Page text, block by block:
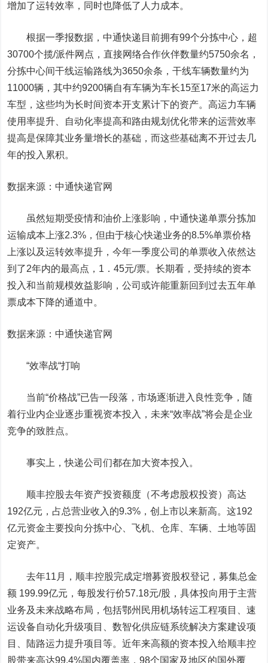
增加了运转效率，同时也降低了人力成本。
根据一季报数据 ，中通快递目前拥有99个分拣中心，超
30700个揽/派件网点，直接网络合作伙伴数量约5750余名，
分拣中心间干线运输路线为3650余条，干线车辆数量约为
11000辆，其中约9200辆自有车辆为车长15至17米的高运力
车型 ，这些均为长时间资本开支累计下的资产。高运力车辆
使用率提升、自动化率提高和路由规划优化带来的运营效率
提高是保障其业务量增长的基础，而这些基础离不开过去几
年的投入累积。
数据来源：中通快递官网
虽然短期受疫情和油价上涨影响，中通快递单票分拣加
运输成本上涨2.3% ，但由于核心快递业务的8.5%单票价格
上涨以及运转效率提升，今年一季度公司的单票收入依然达
到了2年内的最高点，1 ．45元/票。长期看，受持续的资本
投入和当前规模效益影响，公司或许能重新回到过去五年单
票成本下降的通道中。
数据来源：中通快递官网
“效率战“打响
当前“价格战”已告一段落，市场逐渐进入良性竞争，随
着行业内企业逐步重视资本投入，未来“效率战”将会是企业
竞争的致胜点。
事实上，快递公司们都在加大资本投入。
顺丰控股去年资产投资额度（不考虑股权投资）高达
192亿元，占总营业收入的9.3%，创上市以来新高。这192
亿元资金主要投向分拣中心、飞机、仓库、车辆、土地等固
定资产。
去年11 月，顺丰控股完成定增募资 股权登记，募集总金
额 199.99亿元 ，每股发行价57.18元/股，具体投向 用于主营
业务及未来战略布局，包括鄂州 民用机场转运工程项目
、速
运设备自动化升级项目、数智化供应链系统解决方案建设项
目
、陆路运力提升项目等。近年来高额的资本投入给顺丰控
股带来高达99.4%国内覆盖率，98个国家及地区的国外覆